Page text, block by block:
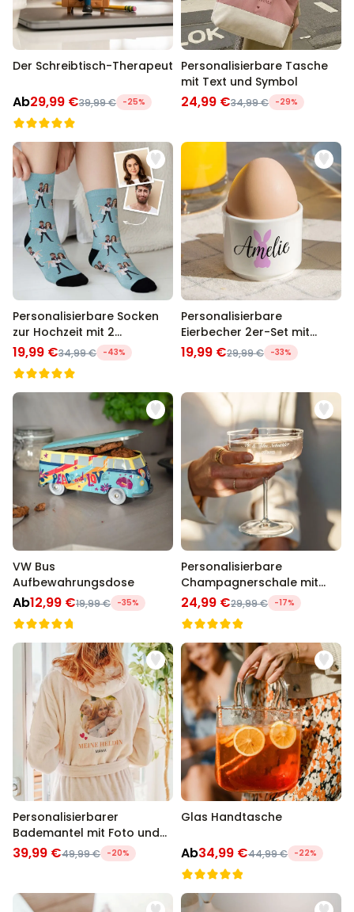
Der Schreibtisch-Therapeut
Ab29,99 €39,99 € -25%
Personalisierbare Tasche
mit Text und Symbol
24,99 €34,99 € -29%
Personalisierbare Socken
zur Hochzeit mit 2
Gesichtern
19,99 €34,99 € -43%
Personalisierbare
Eierbecher 2er-Set mit
Symbol und Name
19,99 €29,99 € -33%
VW Bus
Aufbewahrungsdose
Ab12,99 €19,99 € -35%
Personalisierbare
Champagnerschale mit
Text
24,99 €29,99 € -17%
Personalisierbarer
Bademantel mit Foto und
Namen
39,99 €49,99 € -20%
Glas Handtasche
Ab34,99 €44,99 € -22%